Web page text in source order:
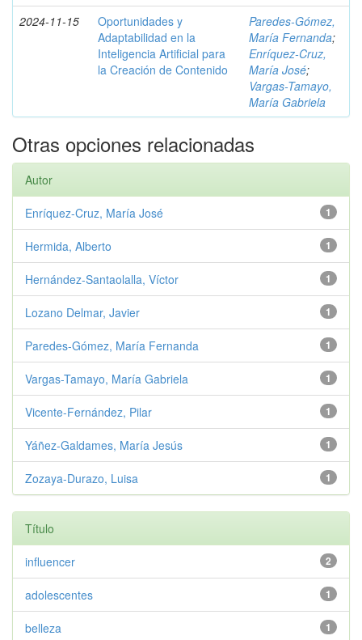
2024-11-15
Oportunidades y
Adaptabilidad en la
Inteligencia Artificial para
la Creación de Contenido
Paredes-Gómez,
María Fernanda;
Enríquez-Cruz,
María José;
Vargas-Tamayo,
María Gabriela
Otras opciones relacionadas
Autor
1
Enríquez-Cruz, María José
1
Hermida, Alberto
1
Hernández-Santaolalla, Víctor
1
Lozano Delmar, Javier
1
Paredes-Gómez, María Fernanda
1
Vargas-Tamayo, María Gabriela
1
Vicente-Fernández, Pilar
1
Yáñez-Galdames, María Jesús
1
Zozaya-Durazo, Luisa
Título
2
influencer
1
adolescentes
1
belleza